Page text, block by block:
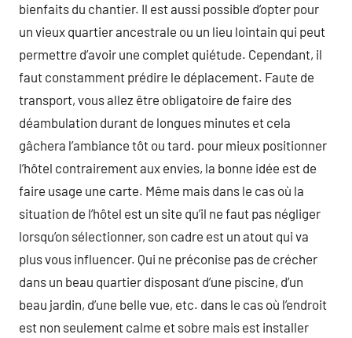
bienfaits du chantier. Il est aussi possible d’opter pour
un vieux quartier ancestrale ou un lieu lointain qui peut
permettre d’avoir une complet quiétude. Cependant, il
faut constamment prédire le déplacement. Faute de
transport, vous allez être obligatoire de faire des
déambulation durant de longues minutes et cela
gâchera l’ambiance tôt ou tard. pour mieux positionner
l’hôtel contrairement aux envies, la bonne idée est de
faire usage une carte. Même mais dans le cas où la
situation de l’hôtel est un site qu’il ne faut pas négliger
lorsqu’on sélectionner, son cadre est un atout qui va
plus vous influencer. Qui ne préconise pas de crécher
dans un beau quartier disposant d’une piscine, d’un
beau jardin, d’une belle vue, etc. dans le cas où l’endroit
est non seulement calme et sobre mais est installer